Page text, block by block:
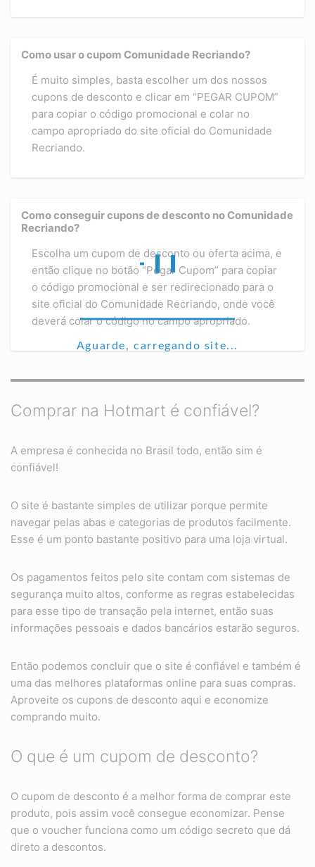
Aguarde, carregando site...
Como usar o cupom Comunidade Recriando?
É muito simples, basta escolher um dos nossos
cupons de desconto e clicar em “PEGAR CUPOM”
para copiar o código promocional e colar no
campo apropriado do site oficial do Comunidade
Recriando.
Como conseguir cupons de desconto no Comunidade
Recriando?
Escolha um cupom de desconto ou oferta acima, e
então clique no botão “Pegar Cupom” para copiar
o código promocional e ser redirecionado para o
site oficial do Comunidade Recriando, onde você
deverá colar o código no campo apropriado.
Comprar na Hotmart é confiável?
A empresa é conhecida no Brasil todo, então sim é
confiável!
O site é bastante simples de utilizar porque permite
navegar pelas abas e categorias de produtos facilmente.
Esse é um ponto bastante positivo para uma loja virtual.
Os pagamentos feitos pelo site contam com sistemas de
segurança muito altos, conforme as regras estabelecidas
para esse tipo de transação pela internet, então suas
informações pessoais e dados bancários estarão seguros.
Então podemos concluir que o site é confiável e também é
uma das melhores plataformas online para suas compras.
Aproveite os cupons de desconto aqui e economize
comprando muito.
O que é um cupom de desconto?
O cupom de desconto é a melhor forma de comprar este
produto, pois assim você consegue economizar. Pense
que o voucher funciona como um código secreto que dá
direto a descontos.